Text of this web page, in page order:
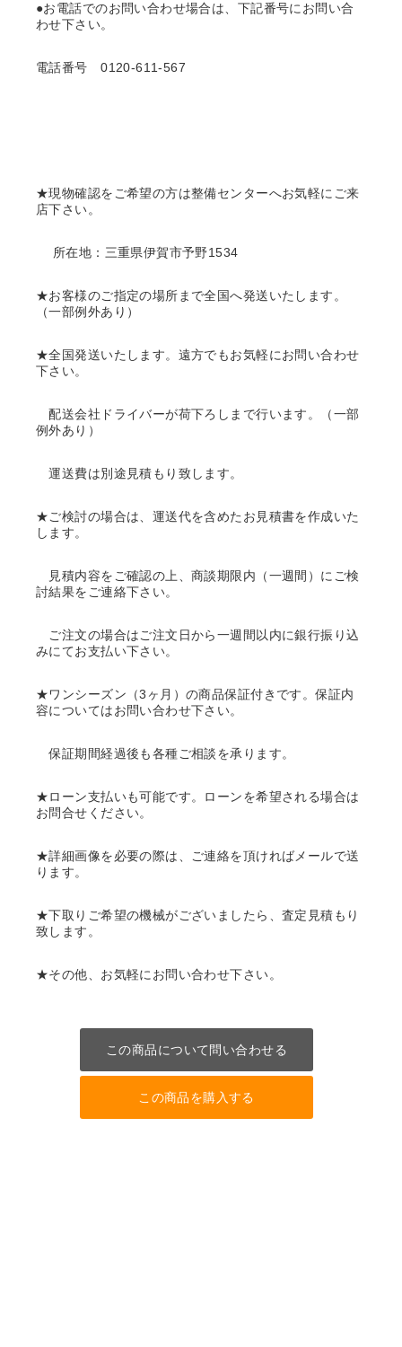
●お電話でのお問い合わせ場合は、下記番号にお問い合
わせ下さい。
電話番号 0120-611-567
★現物確認をご希望の方は整備センターへお気軽にご来
店下さい。
所在地：三重県伊賀市予野1534
★お客様のご指定の場所まで全国へ発送いたします。
（一部例外あり）
★全国発送いたします。遠方でもお気軽にお問い合わせ
下さい。
配送会社ドライバーが荷下ろしまで行います。（一部
例外あり）
運送費は別途見積もり致します。
★ご検討の場合は、運送代を含めたお見積書を作成いた
します。
見積内容をご確認の上、商談期限内（一週間）にご検
討結果をご連絡下さい。
ご注文の場合はご注文日から一週間以内に銀行振り込
みにてお支払い下さい。
★ワンシーズン（3ヶ月）の商品保証付きです。保証内
容についてはお問い合わせ下さい。
保証期間経過後も各種ご相談を承ります。
★ローン支払いも可能です。ローンを希望される場合は
お問合せください。
★詳細画像を必要の際は、ご連絡を頂ければメールで送
ります。
★下取りご希望の機械がございましたら、査定見積もり
致します。
★その他、お気軽にお問い合わせ下さい。
この商品について問い合わせる
この商品を購入する